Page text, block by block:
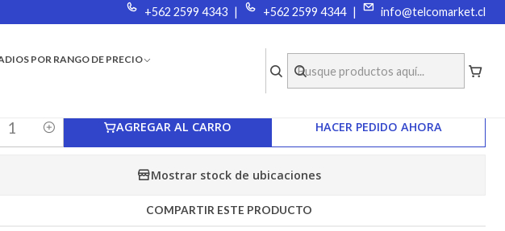
POR RANGO DE PRECIO
COMPRA O ARRIENDA EQUIPOS
+562 2599 4343 | +562 2599 4344 | info@telcomarket.cl
DE PROGRAMACIÓN USB WOUXUN
AGREGAR AL CARRO HACER PEDIDO AHORA
Mostrar stock de ubicaciones
COMPARTIR ESTE PRODUCTO